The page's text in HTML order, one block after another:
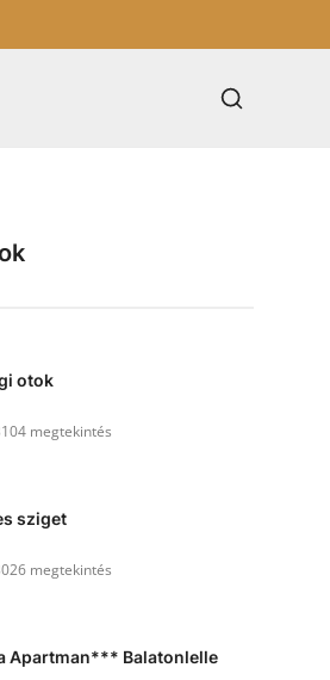
otok
megtekintés
sziget
megtekintés
Apartman*** Balatonlelle